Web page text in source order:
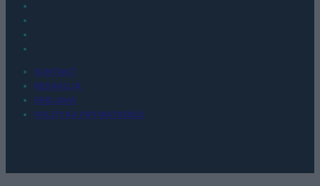
KONTAKT
REDAKCJA
REKLAMA
POLITYKA PRYWATNOŚCI